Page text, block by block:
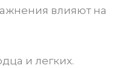
влияют на
и легких.